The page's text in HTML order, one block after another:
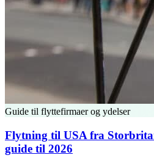
Guide til flyttefirmaer og ydelser
Flytning til USA fra
guide til 2026